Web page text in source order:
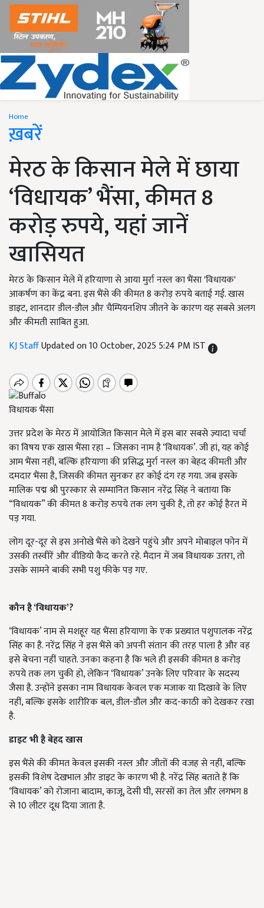
Home
ख़बरें
मेरठ के किसान मेले में छाया
‘विधायक’ भैंसा, कीमत 8
करोड़ रुपये, यहां जानें
खासियत
मेरठ के किसान मेले में हरियाणा से आया मुर्रा नस्ल का भैंसा 'विधायक'
आकर्षण का केंद्र बना. इस भैंसे की कीमत 8 करोड़ रुपये बताई गई. खास
डाइट, शानदार डील-डौल और चैम्पियनशिप जीतने के कारण यह सबसे अलग
और कीमती साबित हुआ.
KJ StaffUpdated on 10 October, 2025 5:24 PM IST
विधायक भैंसा
उत्तर प्रदेश के मेरठ में आयोजित किसान मेले में इस बार सबसे ज़्यादा चर्चा
का विषय एक खास भैंसा रहा – जिसका नाम है ‘विधायक’. जी हां, यह कोई
आम भैंसा नहीं, बल्कि हरियाणा की प्रसिद्ध मुर्रा नस्ल का बेहद कीमती और
दमदार भैंसा है, जिसकी कीमत सुनकर हर कोई दंग रह गया. जब इसके
मालिक पद्म श्री पुरस्कार से सम्मानित किसान नरेंद्र सिंह ने बताया कि
“विधायक” की कीमत 8 करोड़ रुपये तक लग चुकी है, तो हर कोई हैरत में
पड़ गया.
लोग दूर-दूर से इस अनोखे भैंसे को देखने पहुंचे और अपने मोबाइल फोन में
उसकी तस्वीरें और वीडियो कैद करते रहे. मैदान में जब विधायक उतरा, तो
उसके सामने बाकी सभी पशु फीके पड़ गए.
कौन है ‘विधायक’?
‘विधायक’ नाम से मशहूर यह भैंसा हरियाणा के एक प्रख्यात पशुपालक नरेंद्र
सिंह का है. नरेंद्र सिंह ने इस भैंसे को अपनी संतान की तरह पाला है और वह
इसे बेचना नहीं चाहते. उनका कहना है कि भले ही इसकी कीमत 8 करोड़
रुपये तक लग चुकी हो, लेकिन ‘विधायक’ उनके लिए परिवार के सदस्य
जैसा है. उन्होंने इसका नाम विधायक केवल एक मजाक या दिखावे के लिए
नहीं, बल्कि इसके शारीरिक बल, डील-डौल और कद-काठी को देखकर रखा
है.
डाइट भी है बेहद खास
इस भैंसे की कीमत केवल इसकी नस्ल और जीतों की वजह से नहीं, बल्कि
इसकी विशेष देखभाल और डाइट के कारण भी है. नरेंद्र सिंह बताते हैं कि
‘विधायक’ को रोजाना बादाम, काजू, देसी घी, सरसों का तेल और लगभग 8
से 10 लीटर दूध दिया जाता है.